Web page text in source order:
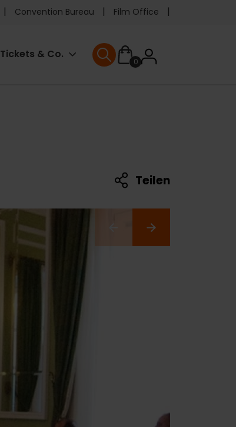
Pre
header
Convention Bureau Film Office
Tickets & Co.
0User
User menu
Teilen